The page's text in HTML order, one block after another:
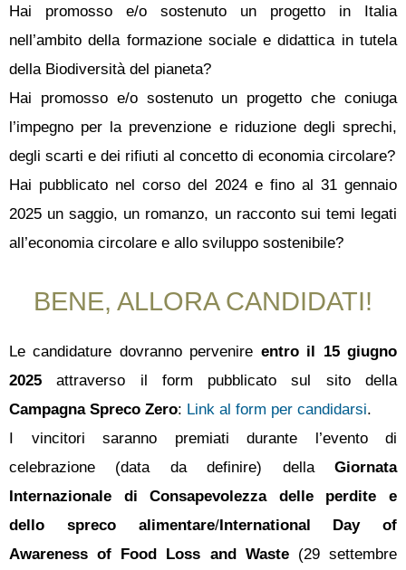
Hai promosso e/o sostenuto un progetto in Italia
nell’ambito della formazione sociale e didattica in tutela
della Biodiversità del pianeta?
Hai promosso e/o sostenuto un progetto che coniuga
l’impegno per la prevenzione e riduzione degli sprechi,
degli scarti e dei rifiuti al concetto di economia circolare?
Hai pubblicato nel corso del 2024 e fino al 31 gennaio
2025 un saggio, un romanzo, un racconto sui temi legati
all’economia circolare e allo sviluppo sostenibile?
BENE, ALLORA CANDIDATI!
Le candidature dovranno pervenire entro il 15 giugno
2025 attraverso il form pubblicato sul sito della
Campagna Spreco Zero: Link al form per candidarsi.
I vincitori saranno premiati durante l’evento di
celebrazione (data da definire) della Giornata
Internazionale di Consapevolezza delle perdite e
dello spreco alimentare/International Day of
Awareness of Food Loss and Waste(29 settembre